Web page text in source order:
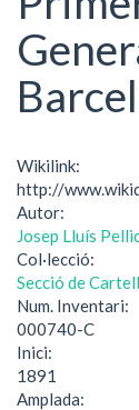
Wikilink:
http://
Autor:
Josep Lluís
Col·lecció:
Secció de
Num. Inventari:
000740-C
Inici:
1891
Amplada: